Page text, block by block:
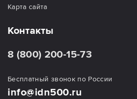
Карта сайта
Контакты
8 (800) 200-15-73
Бесплатный звонок по России
info@idn500.ru